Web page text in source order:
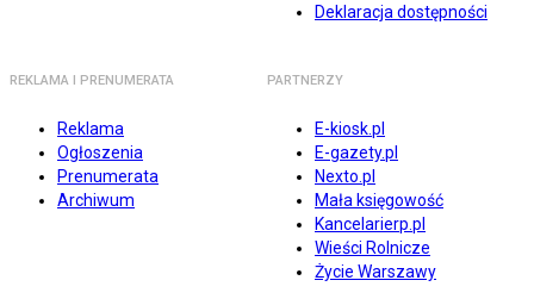
Deklaracja dostępności
REKLAMA I PRENUMERATA
Reklama
Ogłoszenia
Prenumerata
Archiwum
PARTNERZY
E-kiosk.pl
E-gazety.pl
Nexto.pl
Mała księgowość
Kancelarierp.pl
Wieści Rolnicze
Życie Warszawy